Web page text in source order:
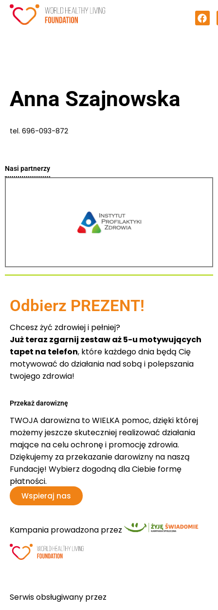
Anna Szajnowska
tel. 696-093-872
Nasi partnerzy
Odbierz PREZENT!
Chcesz żyć zdrowiej i pełniej?
Już teraz zgarnij zestaw aż 5-u motywujących
tapet na telefon, które każdego dnia będą Cię
motywować do działania nad sobą i polepszania
twojego zdrowia!
Przekaż darowiznę
TWOJA darowizna to WIELKA pomoc, dzięki której
możemy jeszcze skuteczniej realizować działania
mające na celu ochronę i promocję zdrowia.
Dziękujemy za przekazanie darowizny na naszą
Fundację! Wybierz dogodną dla Ciebie formę
płatności.
Wspieraj nas
Kampania prowadzona przez
Serwis obsługiwany przez